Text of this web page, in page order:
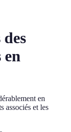
en
en
associés et les